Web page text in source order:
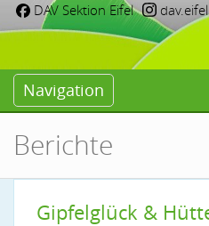
DAV Sektion Eifel
dav.eifel
Navigation
Berichte
Gipfelglück &